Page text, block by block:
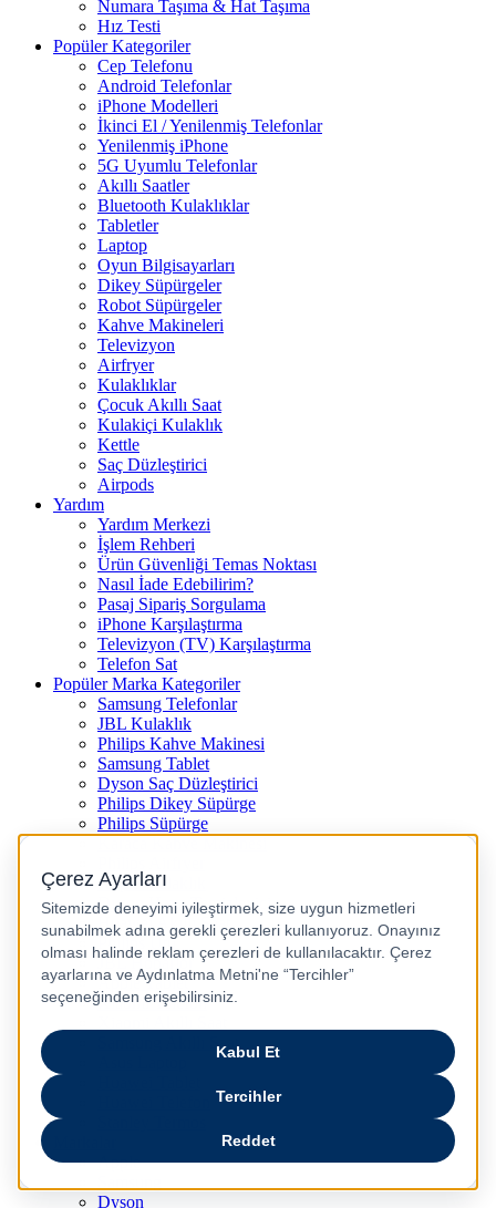
Numara Taşıma & Hat Taşıma
Hız Testi
Popüler Kategoriler
Cep Telefonu
Android Telefonlar
iPhone Modelleri
İkinci El / Yenilenmiş Telefonlar
Yenilenmiş iPhone
5G Uyumlu Telefonlar
Akıllı Saatler
Bluetooth Kulaklıklar
Tabletler
Laptop
Oyun Bilgisayarları
Dikey Süpürgeler
Robot Süpürgeler
Kahve Makineleri
Televizyon
Airfryer
Kulaklıklar
Çocuk Akıllı Saat
Kulakiçi Kulaklık
Kettle
Saç Düzleştirici
Airpods
Yardım
Yardım Merkezi
İşlem Rehberi
Ürün Güvenliği Temas Noktası
Nasıl İade Edebilirim?
Pasaj Sipariş Sorgulama
iPhone Karşılaştırma
Televizyon (TV) Karşılaştırma
Telefon Sat
Popüler Marka Kategoriler
Samsung Telefonlar
JBL Kulaklık
Philips Kahve Makinesi
Samsung Tablet
Dyson Saç Düzleştirici
Philips Dikey Süpürge
Philips Süpürge
Apple Kulaklık
Dyson Hava Temizleyici
Huawei Akıllı Saat
Philips Ütü
JBL Hoparlör
Apple Tablet
Xiaomi Telefon
Samsung Akıllı Saat
Apple
Dyson